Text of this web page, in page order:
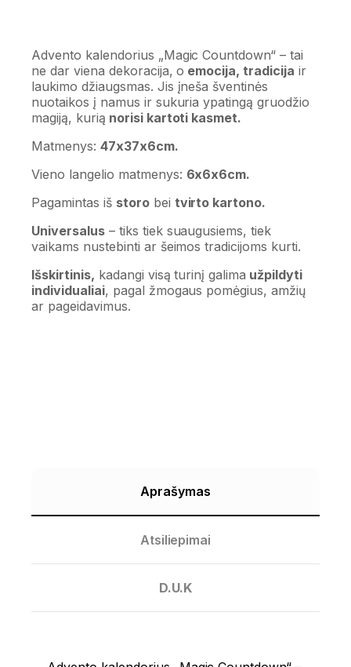
Advento kalendorius „Magic Countdown“ – tai
ne dar viena dekoracija, o emocija, tradicija ir
laukimo džiaugsmas. Jis įneša šventinės
nuotaikos į namus ir sukuria ypatingą gruodžio
magiją, kurią norisi kartoti kasmet.
Matmenys: 47x37x6cm.
Vieno langelio matmenys: 6x6x6cm.
Pagamintas iš storobei tvirto kartono.
Universalus– tiks tiek suaugusiems, tiek
vaikams nustebinti ar šeimos tradicijoms kurti.
Išskirtinis, kadangi visą turinį galima užpildyti
individualiai, pagal žmogaus pomėgius, amžių
ar pageidavimus.
Aprašymas
Atsiliepimai
D.U.K